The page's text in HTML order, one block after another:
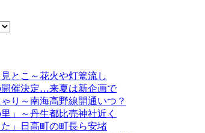
とこ～花火や灯篭流し
催決定…来夏は新企画で
り～南海高野線開通いつ？
」～丹生都比売神社近く
た」日高町の町長ら安堵